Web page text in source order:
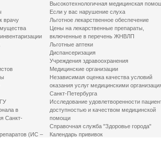
врачу
в
Санкт-
(ИС –
Высокотехнологичная медицинская
Если у вас нарушение слуха
Льготное лекарственное обеспечение
Цены на лекарственные препараты,
включенные в перечень ЖНВЛП
Льготные аптеки
Диспансеризация
Учреждения здравоохранения
Медицинские организации
Независимая оценка качества условий
оказания услуг медицинскими
Санкт-Петербурга
Исследование удовлетворенности
доступностью и качеством медицинской
помощи
Справочная служба "Здоровье города"
Календарь прививок